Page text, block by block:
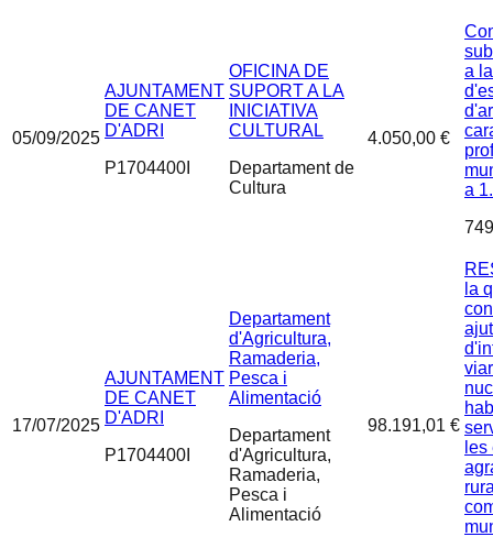
05/09/2025
AJUNTAMENT
DE CANET
D'ADRI
P1704400I
OFICINA DE
SUPORT A LA
INICIATIVA
CULTURAL
Departament de
Cultura
4.050,00 €
a
a
17/07/2025
AJUNTAMENT
DE CANET
D'ADRI
P1704400I
Departament
d'Agricultura,
Ramaderia,
Pesca i
Alimentació
Departament
d'Agricultura,
Ramaderia,
Pesca i
Alimentació
98.191,01 €
la